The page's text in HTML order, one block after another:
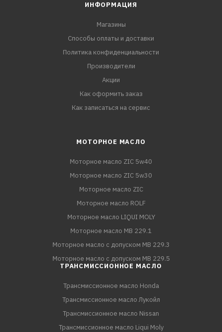
ИНФОРМАЦИЯ
Магазины
Способы оплаты и доставки
Политика конфиденциальности
Производители
Акции
Как оформить заказ
Как записаться на сервис
МОТОРНОЕ МАСЛО
Моторное масло ZIC 5w40
Моторное масло ZIC 5w30
Моторное масло ZIC
Моторное масло ROLF
Моторное масло LIQUI MOLY
Моторное масло MB 229.1
Моторное масло с допуском MB 229.3
Моторное масло с допуском MB 229.5
ТРАНСМИССИОННОЕ МАСЛО
Трансмиссионное масло Honda
Трансмиссионное масло Лукойл
Трансмиссионное масло Nissan
Трансмиссионное масло Liqui Moly